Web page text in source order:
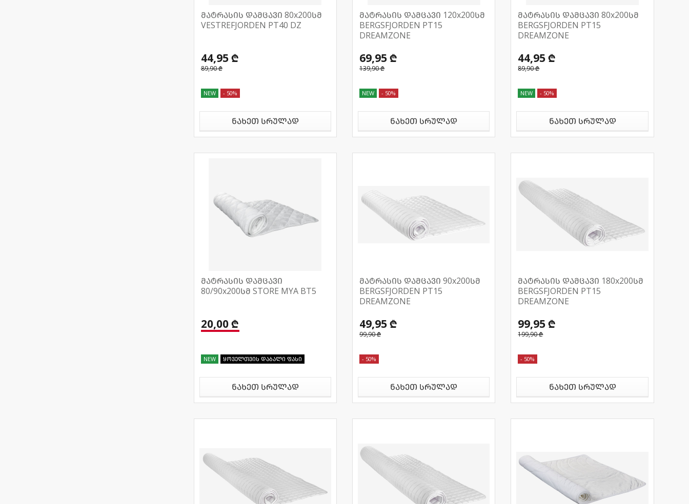
მატრასის დამცავი 80x200სმ
VESTREFJORDEN PT40 DZ
44,95 ₾
89,90 ₾
NEW - 50%
ნახეთ სრულად
მატრასის დამცავი 120x200სმ
BERGSFJORDEN PT15
DREAMZONE
69,95 ₾
139,90 ₾
NEW - 50%
ნახეთ სრულად
მატრასის დამცავი 80x200სმ
BERGSFJORDEN PT15
DREAMZONE
44,95 ₾
89,90 ₾
NEW - 50%
ნახეთ სრულად
მატრასის დამცავი
80/90x200სმ STORE MYA BT5
20,00 ₾
NEW ყოველთვის დაბალი ფასი
ნახეთ სრულად
მატრასის დამცავი 90x200სმ
BERGSFJORDEN PT15
DREAMZONE
49,95 ₾
99,90 ₾
- 50%
ნახეთ სრულად
მატრასის დამცავი 180x200სმ
BERGSFJORDEN PT15
DREAMZONE
99,95 ₾
199,90 ₾
- 50%
ნახეთ სრულად